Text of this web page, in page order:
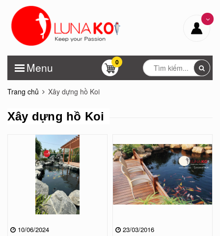
0
Menu
Trang chủ Xây dựng hồ Koi
Xây dựng hồ Koi
10/06/2024 23/03/2016